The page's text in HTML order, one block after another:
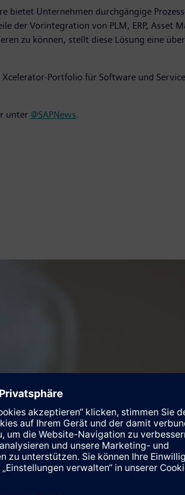
bietet Unternehmen durchgängige
der Vorintegration von PLM, ERP,
zu können, stellt diese Lösung eine
Portfolio für Software und
unter @SAPNews